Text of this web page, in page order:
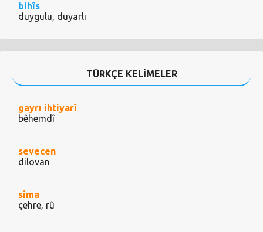
bihîs
duygulu, duyarlı
TÜRKÇE KELİMELER
gayrı ihtiyarî
bêhemdî
sevecen
dilovan
sima
çehre, rû